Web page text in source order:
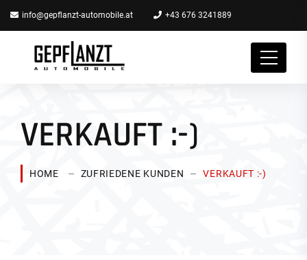
info@gepflanzt-automobile.at +43 676 3241889
VERKAUFT :-)
HOME ZUFRIEDENE KUNDEN VERKAUFT :-)